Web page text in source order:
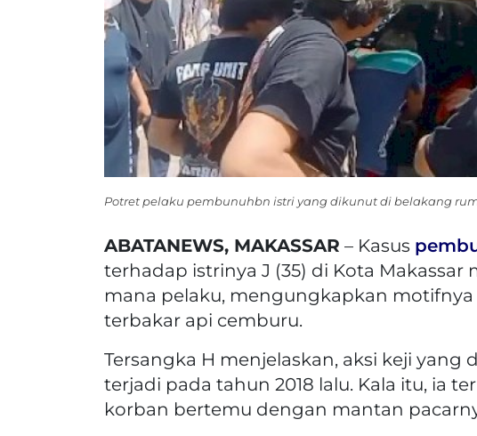
Potret pelaku pembunuhbn istri yang dikunut di belakang
ABATANEWS, MAKASSAR – Kasus
terhadap istrinya J (35) di Kota Makassar
mana pelaku, mengungkapkan
terbakar api cemburu.
Tersangka H menjelaskan, aksi keji yang
terjadi pada tahun 2018 lalu. Kala itu, ia
korban bertemu dengan mantan